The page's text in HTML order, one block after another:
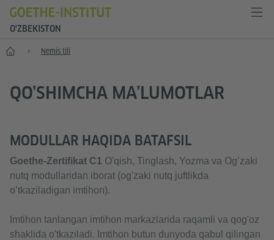
O'ZBEKISTON
Bosh sahifaNemis tili
QO’SHIMCHA MA’LUMOTLAR
MODULLAR HAQIDA BATAFSIL
Goethe-Zertifikat C1 O'qish, Tinglash, Yozma va Og’zaki
nutq modullaridan iborat (og'zaki nutq juftlikda
o’tkaziladigan imtihon).
Imtihon tanlangan imtihon markazlarida raqamli va qog'oz
shaklida o'tkaziladi. Imtihon butun dunyoda qabul qilingan